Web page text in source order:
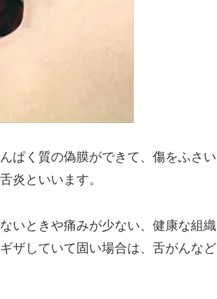
ぱく質の偽膜ができて、傷をふさい
炎といいます。
いときや痛みが少ない、健康な組織
ザしていて固い場合は、舌がんなど